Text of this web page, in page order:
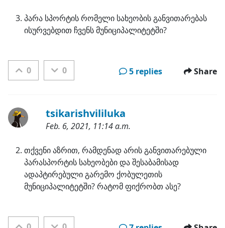
პარა სპორტის რომელი სახეობის განვითარებას
ისურვებდით ჩვენს მუნიციპალიტეტში?
0 0 5 replies Share
tsikarishvililuka
Feb. 6, 2021, 11:14 a.m.
თქვენი აზრით, რამდენად არის განვითარებული
პარასპორტის სახეობები და შესაბამისად
ადაპტირებული გარემო ქობულეთის
მუნიციპალიტეტში? რატომ ფიქრობთ ასე?